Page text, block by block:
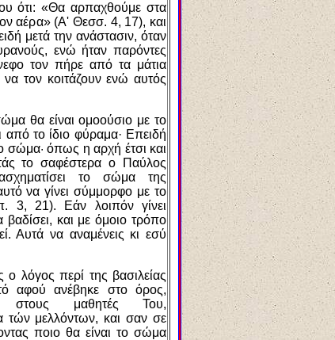
ότι: «Θα αρπαχθούμε στα
αέρα» (Α' Θεσσ. 4, 17), και
μετά την ανάστασιν, όταν
ενώ ήταν παρόντες
τον πήρε από τα μάτια
τον κοιτάζουν ενώ αυτός
θα είναι ομοούσιο με το
το ίδιο φύραμα· Επειδή
σώμα· όπως η αρχή έτσι και
το σαφέστερα ο Παύλος
το σώμα της
να γίνει σύμμορφο με το
3, 21). Εάν λοιπόν γίνει
και με όμοιο τρόπο
Αυτά να αναμένεις κι εσύ
λόγος περί της βασιλείας
αφού ανέβηκε στο όρος,
στους μαθητές Του,
τών μελλόντων, και σαν σε
ποιο θα είναι το σώμα